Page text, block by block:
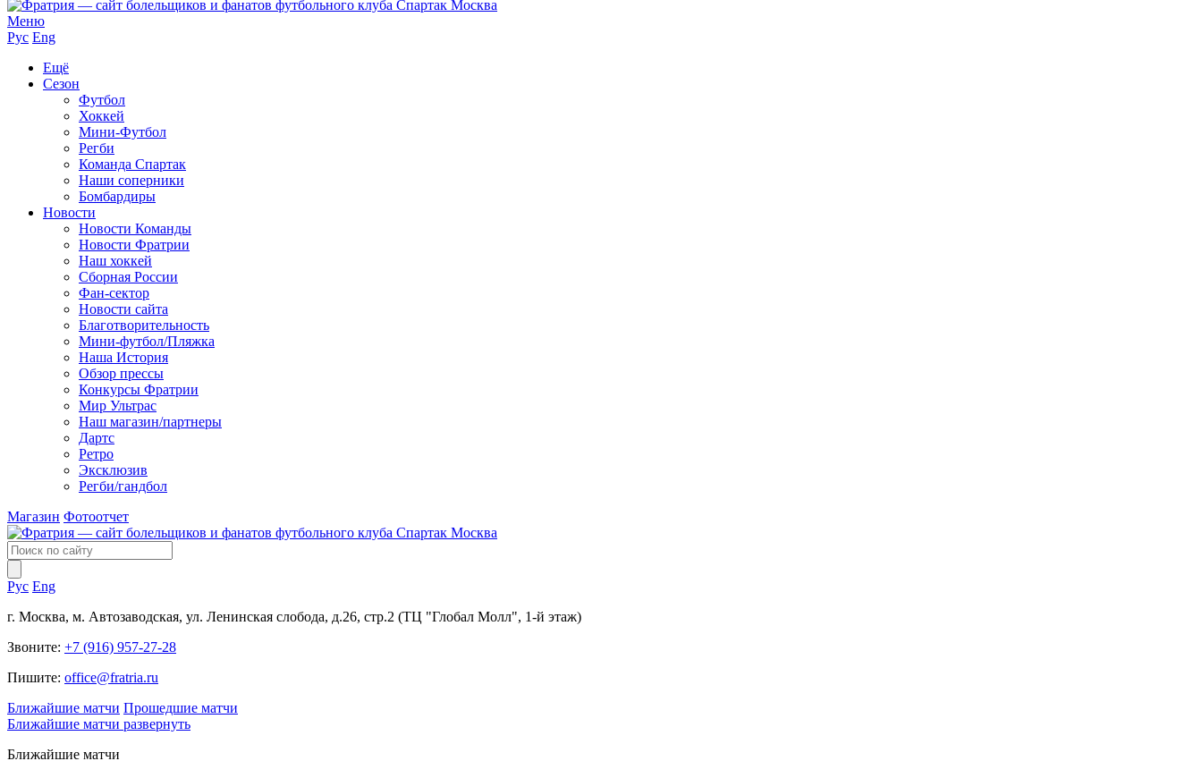
Меню
Рус Eng
Ещё
Сезон
Футбол
Хоккей
Мини-Футбол
Регби
Команда Спартак
Наши соперники
Бомбардиры
Новости
Новости Команды
Новости Фратрии
Наш хоккей
Сборная России
Фан-cектор
Новости сайта
Благотворительность
Мини-футбол/Пляжка
Наша История
Обзор прессы
Конкурсы Фратрии
Мир Ультрас
Наш магазин/партнеры
Дартс
Ретро
Эксклюзив
Регби/гандбол
Магазин Фотоотчет
Рус Eng
г. Москва, м. Автозаводская, ул. Ленинская слобода, д.26, стр.2 (ТЦ "Глобал Молл", 1-й этаж)
Звоните: +7 (916) 957-27-28
Пишите: office@fratria.ru
Ближайшие матчи Прошедшие матчи
Ближайшие матчи развернуть
Ближайшие матчи